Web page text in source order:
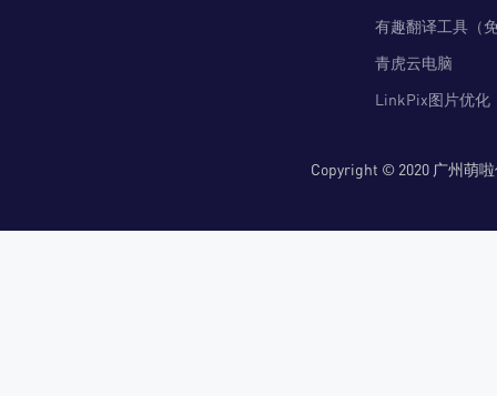
有趣翻译工具（
青虎云电脑
LinkPix图片优化
Copyright © 2020 广州萌